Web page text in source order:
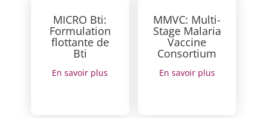
MICRO Bti:
Formulation
flottante de
Bti
En savoir plus
MMVC: Multi-
Stage Malaria
Vaccine
Consortium
En savoir plus